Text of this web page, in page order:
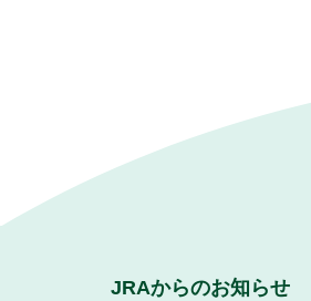
JRAからのお知らせ